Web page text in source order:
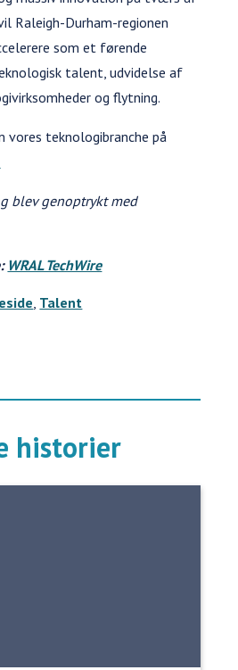
Raleigh-Durham-regionen
som et førende
talent, udvidelse af
og flytning.
vores teknologibranche på
blev genoptrykt med
WRAL TechWire
Talent
historier